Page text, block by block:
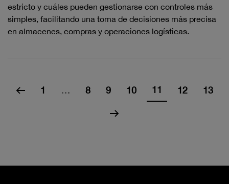
estricto y cuáles pueden gestionarse con controles más
simples, facilitando una toma de decisiones más precisa
en almacenes, compras y operaciones logísticas.
1 … 8 9 10 11 12 13